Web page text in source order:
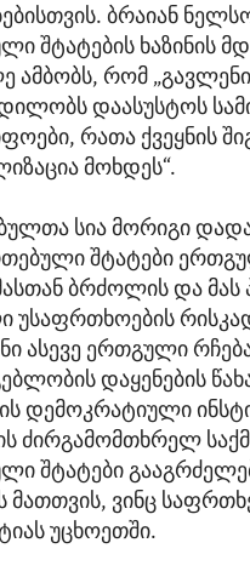
ბრაიან
შტატების ხაზინის
ამბობს, რომ
დაასუსტოს
რათა ქვეყნის
მოხდეს“.
სია მორიგი
შტატები
ბრძოლის და მას
უსაფრთხოების რისკად
ასევე ერთგული
დაყენების
დემოკრატიული
ძირგამომთხრელ
შტატები
მათთვის, ვინც
უცხოეთში.